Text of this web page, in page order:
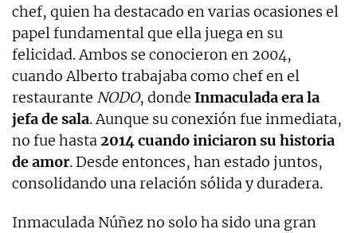
chef, quien ha destacado en varias ocasiones el
papel fundamental que ella juega en su
felicidad. Ambos se conocieron en 2004,
cuando Alberto trabajaba como chef en el
restaurante NODO, donde Inmaculada era la
jefa de sala. Aunque su conexión fue inmediata,
no fue hasta2014 cuando iniciaron su historia
de amor. Desde entonces, han estado juntos,
consolidando una relación sólida y duradera.
Inmaculada Núñez no solo ha sido una gran